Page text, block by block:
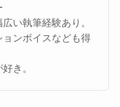
い執筆経験あり。
ンボイスなども得
き。